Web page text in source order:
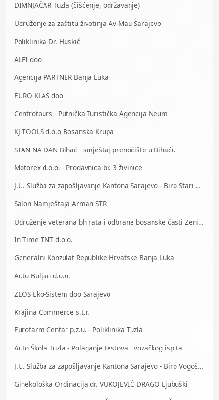
DIMNJAČAR Tuzla (čišćenje, održavanje)
Udruženje za zaštitu životinja Av-Mau Sarajevo
Poliklinika Dr. Huskić
ALFI doo
Agencija PARTNER Banja Luka
EURO-KLAS doo
Centrotours - Putnička-Turistička Agencija Neum
KJ TOOLS d.o.o Bosanska Krupa
STAN NA DAN Bihać - smještaj-prenoćište u Bihaću
Motorex d.o.o. - Prodavnica br. 3 živinice
J.U. Služba za zapošljavanje Kantona Sarajevo - Biro Stari Grad
Salon Namještaja Arman STR
Udruženje veterana bh rata i odbrane bosanske časti Zenica
In Time TNT d.o.o.
Generalni Konzulat Republike Hrvatske Banja Luka
Auto Buljan d.o.o.
ZEOS Eko-Sistem doo Sarajevo
Krajina Commerce s.t.r.
Eurofarm Centar p.z.u. - Poliklinika Tuzla
Auto Škola Tuzla - Polaganje testova i vozačkog ispita
J.U. Služba za zapošljavanje Kantona Sarajevo - Biro Vogošća
Ginekološka Ordinacija dr. VUKOJEVIĆ DRAGO Ljubuški